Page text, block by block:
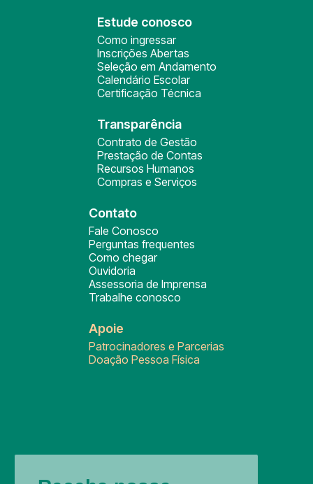
Estude conosco
Como ingressar
Inscrições Abertas
Seleção em Andamento
Calendário Escolar
Certificação Técnica
Transparência
Contrato de Gestão
Prestação de Contas
Recursos Humanos
Compras e Serviços
Contato
Fale Conosco
Perguntas frequentes
Como chegar
Ouvidoria
Assessoria de Imprensa
Trabalhe conosco
Apoie
Patrocinadores e Parcerias
Doação Pessoa Física